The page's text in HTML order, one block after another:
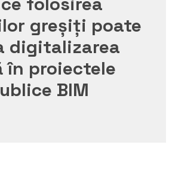
greșiți poate
digitalizarea
în proiectele
BIM